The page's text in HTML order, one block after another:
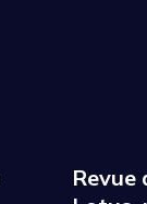
Revue